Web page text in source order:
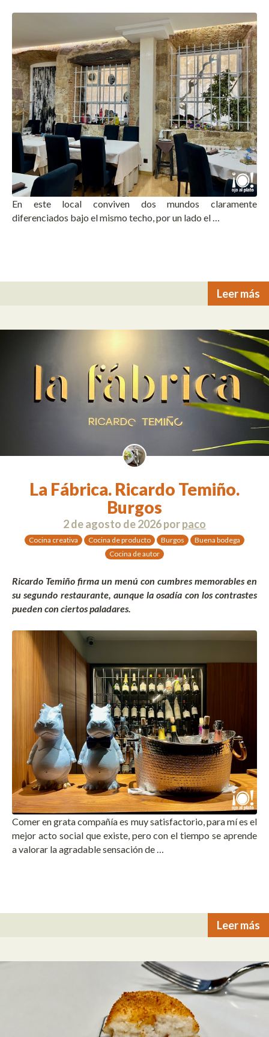
En este local conviven dos mundos claramente
diferenciados bajo el mismo techo, por un lado el …
Leer más
La Fábrica. Ricardo Temiño.
Burgos
2 de agosto de 2026porpaco
Cocina creativa Cocina de producto Burgos
Buena bodega
Cocina de autor
Ricardo Temiño firma un menú con cumbres memorables en
su segundo restaurante, aunque la osadía con los contrastes
pueden con ciertos paladares.
Comer en grata compañía es muy satisfactorio, para mí es el
mejor acto social que existe, pero con el tiempo se aprende
a valorar la agradable sensación de …
Leer más